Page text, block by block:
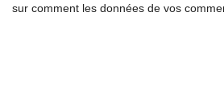
sur comment les données de vos